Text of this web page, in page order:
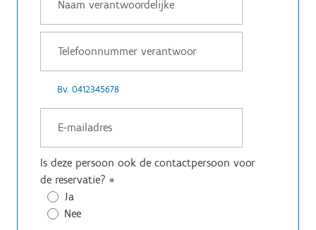
Bv. 0412345678
Is deze persoon ook de contactpersoon voor
de reservatie? *
Ja
Nee